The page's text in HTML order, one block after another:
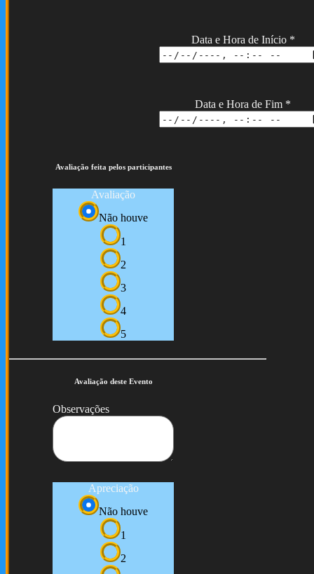
Data e Hora de Início *
Data e Hora de Fim *
Avaliação feita pelos participantes
Avaliação
Não houve
1
2
3
4
5
Avaliação deste Evento
Observações
Apreciação
Não houve
1
2